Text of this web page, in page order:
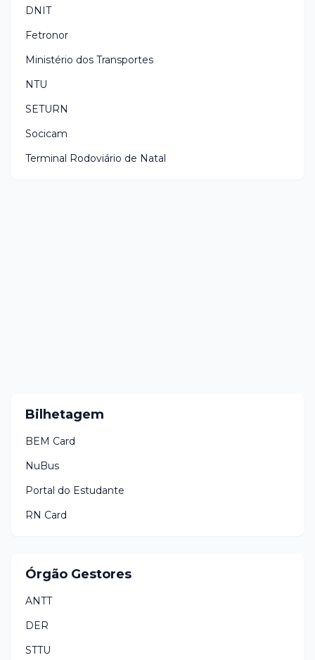
DNIT
Fetronor
Ministério dos Transportes
NTU
SETURN
Socicam
Terminal Rodoviário de Natal
Bilhetagem
BEM Card
NuBus
Portal do Estudante
RN Card
Órgão Gestores
ANTT
DER
STTU